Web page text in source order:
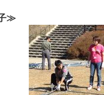
≫